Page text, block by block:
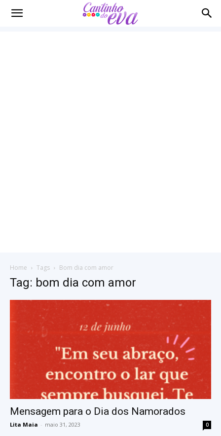
Cantinho
Home Tags Bom dia com amor
Tag: bom dia com amor
Mensagem para o Dia dos Namorados
Lita Maia - maio 31, 2023 0